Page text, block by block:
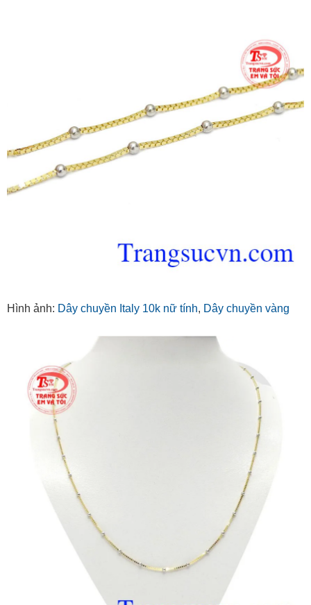
Hình ảnh: Dây chuyền Italy 10k nữ tính, Dây chuyền vàng